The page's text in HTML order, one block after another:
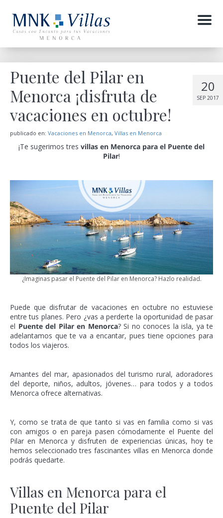
Menu
20
SEP 2017
Puente del Pilar en
Menorca ¡disfruta de
vacaciones en octubre!
publicado en: Vacaciones en Menorca, Villas en Menorca
¡Te sugerimos tres villas en Menorca para el Puente del
Pilar!
¿Imaginas pasar el Puente del Pilar en Menorca? Hazlo realidad.
Puede que disfrutar de vacaciones en octubre no estuviese
entre tus planes. Pero ¿vas a perderte la oportunidad de pasar
el Puente del Pilar en Menorca? Si no conoces la isla, ya te
adelantamos que te va a encantar, pues tiene opciones para
todos los viajeros.
Amantes del mar, apasionados del turismo rural, adoradores
del deporte, niños, adultos, jóvenes… para todos y a todos
Menorca ofrece alternativas.
Y, como se trata de que tanto si vas en familia como si vas
con amigos o en pareja pasen cómodamente el Puente del
Pilar en Menorca y disfruten de experiencias únicas, hoy te
hemos seleccionado tres fascinantes villas en Menorca donde
podrás quedarte.
Villas en Menorca para el
Puente del Pilar